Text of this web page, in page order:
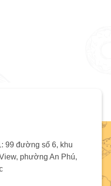
99 đường số 6, khu
phường An Phú,